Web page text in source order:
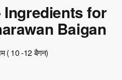
Ingredients for
Baigan
( 10 -12 बैगन)